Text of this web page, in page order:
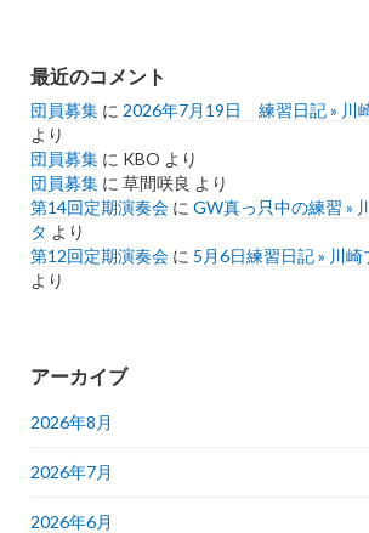
最近のコメント
団員募集 に 2026年7月19日 練習日記 » 川
より
団員募集 に KBO より
団員募集 に 草間咲良 より
第14回定期演奏会 に GW真っ只中の練習 »
タ より
第12回定期演奏会 に 5月6日練習日記 » 川
より
アーカイブ
2026年8月
2026年7月
2026年6月